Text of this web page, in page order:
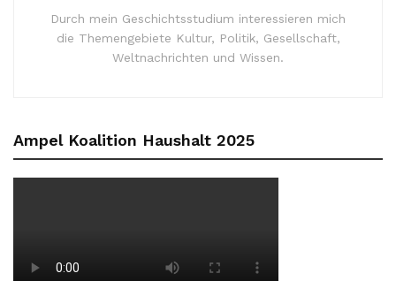
Durch mein Geschichtsstudium interessieren mich
die Themengebiete Kultur, Politik, Gesellschaft,
Weltnachrichten und Wissen.
Ampel Koalition Haushalt 2025